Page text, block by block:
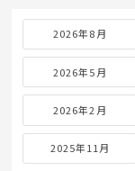
2026年8月
2026年5月
2026年2月
2025年11月